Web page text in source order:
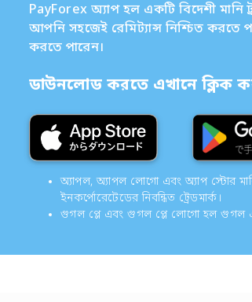
PayForex অ্যাপ হল একটি বিদেশী মানি
আপনি সহজেই রেমিট্যান্স নিশ্চিত করতে
করতে পারেন।
ডাউনলোড করতে এখানে ক্লিক
অ্যাপল, অ্যাপল লোগো এবং অ্যাপ স্টোর
ইনকর্পোরেটেডের নিবন্ধিত ট্রেডমার্ক।
গুগল প্লে এবং গুগল প্লে লোগো হল গুগল